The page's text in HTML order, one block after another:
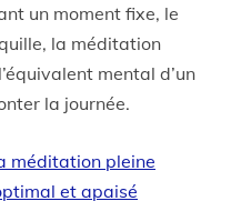
un moment fixe, le
la méditation
mental d’un
la journée.
méditation pleine
et apaisé